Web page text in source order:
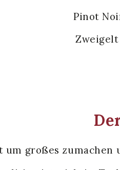
Pinot
Zweigelt
um großes zumachen